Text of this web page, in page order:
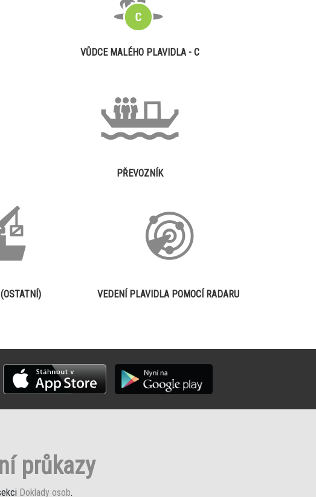
VŮDCE MALÉHO PLAVIDLA - C
PŘEVOZNÍK
VEDENÍ PLAVIDLA POMOCÍ RADARU
průkazy
Doklady osob.